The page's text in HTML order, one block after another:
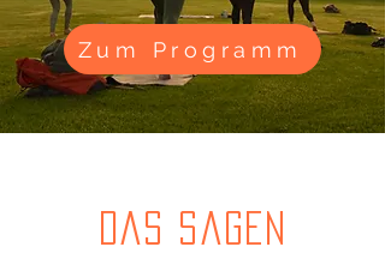
Zum Programm
das sagen